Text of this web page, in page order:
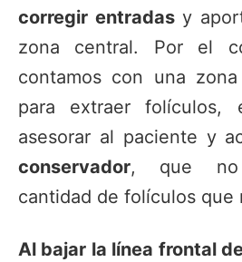
corregir entradas y
zona central. Por el
contamos con una
para extraer folículos,
asesorar al paciente y
conservador, que no
cantidad de folículos que
Al bajar la línea frontal